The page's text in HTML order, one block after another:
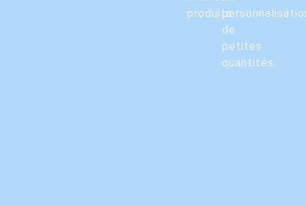
produits.
de
petites
quantités.